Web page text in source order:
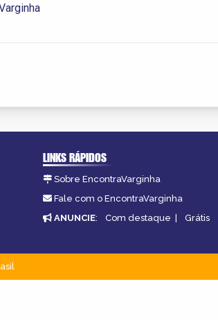
LINKS RÁPIDOS
Sobre EncontraVarginha
Fale com o EncontraVarginha
ANUNCIE: Com destaque | Grátis